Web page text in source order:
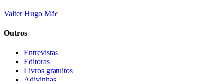
Valter Hugo Mãe
Outros
Entrevistas
Editoras
Livros gratuitos